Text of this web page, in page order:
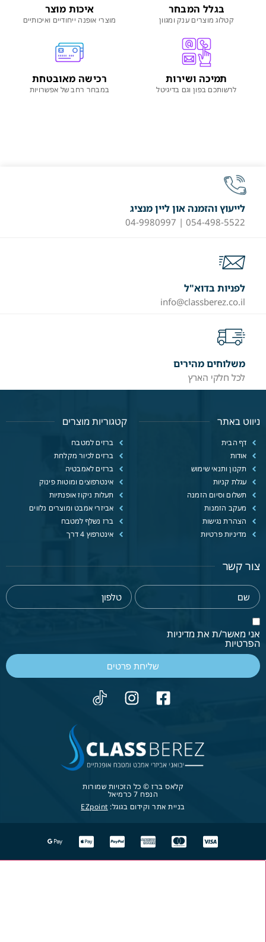
בגלל המבחר
קטלוג מוצרים ענק ומגוון
איכות מוצר
מוצרי אופנה ייחודיים ואיכותיים
תמיכה ושירות
לרשותכם בפון וגם בדיגיטל
רכישה מאובטחת
במבחר רחב של אפשרויות
לייעוץ והזמנה און ליין מנציג
054-498-5522 | 04-9980997
לפניות בדוא"ל
info@classberez.co.il
משלוחים מהירים
לכל חלקי הארץ
ניווט באתר
דף הבית
אודות
תקנון ותנאי שימוש
עגלת קניות
תשלום וסיום הזמנה
מעקב הזמנות
הצהרת נגישות
מדיניות פרטיות
קטגוריות מוצרים
ברזים למטבח
ברזים לכיור מקלחת
ברזים לאמבטיה
אינטרפוצים ומוטות פינוק
תעלות ניקוז אופנתיות
אביזרי אמבט ומוצרים נלווים
ברז נשלף למטבח
אינטרפוץ 4 דרך
צור קשר
אני מאשר/ת את מדיניות
הפרטיות
שליחת פרטים
קלאס ברז © כל הזכויות שמורות
הנפח 7 כרמיאל
בניית אתר וקידום בגוגל: EZpoint